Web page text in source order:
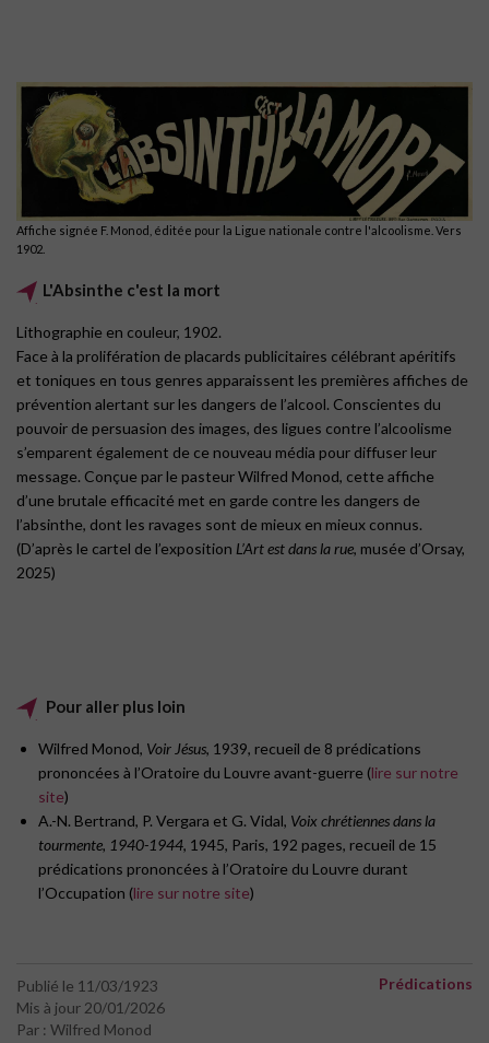
Affiche signée F. Monod, éditée pour la Ligue nationale contre l'alcoolisme. Vers
1902.
L'Absinthe c'est la mort
Lithographie en couleur, 1902.
Face à la prolifération de placards publicitaires célébrant apéritifs
et toniques en tous genres apparaissent les premières affiches de
prévention alertant sur les dangers de l’alcool. Conscientes du
pouvoir de persuasion des images, des ligues contre l’alcoolisme
s’emparent également de ce nouveau média pour diffuser leur
message. Conçue par le pasteur Wilfred Monod, cette affiche
d’une brutale efficacité met en garde contre les dangers de
l’absinthe, dont les ravages sont de mieux en mieux connus.
(D’après le cartel de l’exposition L’Art est dans la rue, musée d’Orsay,
2025)
Pour aller plus loin
Wilfred Monod, Voir Jésus, 1939, recueil de 8 prédications
prononcées à l’Oratoire du Louvre avant-guerre (lire sur notre
site)
A.-N. Bertrand, P. Vergara et G. Vidal, Voix chrétiennes dans la
tourmente, 1940-1944, 1945, Paris, 192 pages, recueil de 15
prédications prononcées à l’Oratoire du Louvre durant
l’Occupation (lire sur notre site)
Publié le 11/03/1923
Mis à jour 20/01/2026
Par : Wilfred Monod
Prédications